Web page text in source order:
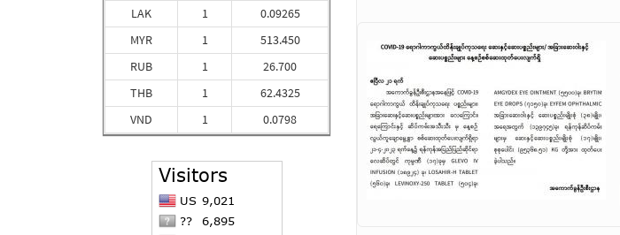
LAK
MYR
RUB
THB
VND
1
1
1
1
1
0.09265
513.450
26.700
62.4325
0.0798